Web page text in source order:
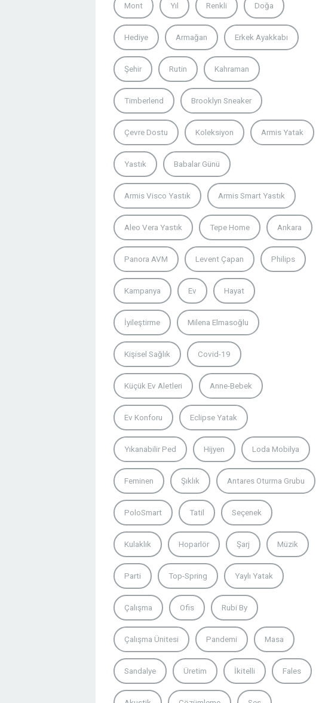
Mont Yıl Renkli Doğa
Hediye Armağan Erkek Ayakkabı
Şehir Rutin Kahraman
Timberlend Brooklyn Sneaker
Çevre Dostu Koleksiyon Armis Yatak
Yastık Babalar Günü
Armis Visco Yastık Armis Smart Yastık
Aleo Vera Yastık Tepe Home Ankara
Panora AVM Levent Çapan Philips
Kampanya Ev Hayat
İyileştirme Milena Elmasoğlu
Kişisel Sağlık Covid-19
Küçük Ev Aletleri Anne-Bebek
Ev Konforu Eclipse Yatak
Yıkanabilir Ped Hijyen Loda Mobilya
Feminen Şıklık Antares Oturma Grubu
PoloSmart Tatil Seçenek
Kulaklık Hoparlör Şarj Müzik
Parti Top-Spring Yaylı Yatak
Çalışma Ofis Rubi By
Çalışma Ünitesi Pandemi Masa
Sandalye Üretim İkitelli Fales